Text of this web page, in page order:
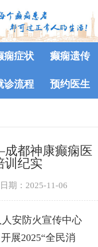
痫症状 癫痫遗传
诊流程 预约医生
都神康癫痫医
训纪实
日期：2025-11-06
人安防火宣传中心
展2025“全民消